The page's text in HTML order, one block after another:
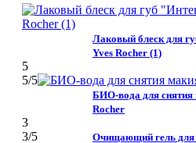
Лаковый блеск для
Yves Rocher (1)
5
5/5
БИО-вода для снятия
Rocher
3
3/5 Очищающий гель